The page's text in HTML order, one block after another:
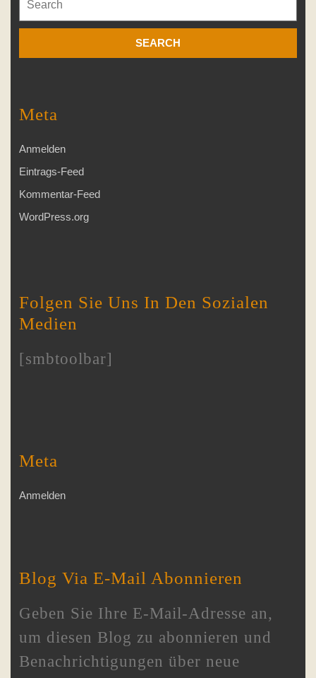
for:
Meta
Anmelden
Eintrags-Feed
Kommentar-Feed
WordPress.org
Folgen Sie Uns In Den Sozialen
Medien
[smbtoolbar]
Meta
Anmelden
Blog Via E-Mail Abonnieren
Geben Sie Ihre E-Mail-Adresse an,
um diesen Blog zu abonnieren und
Benachrichtigungen über neue